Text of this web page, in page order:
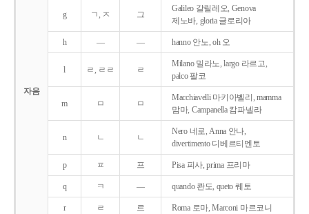
자음
g ㄱ, ㅈ 그
Galileo 갈릴레오, Genova
제노바, gloria 글로리아
h ― ― hanno 안노, oh 오
l ㄹ, ㄹㄹ ㄹ
Milano 밀라노, largo 라르고,
palco 팔코
m ㅁ ㅁ
Macchiavelli 마키아벨리, mamma
맘마, Campanella 캄파넬라
n ㄴ ㄴ
Nero 네로, Anna 안나,
divertimento 디베르티멘토
p ㅍ 프 Pisa 피사, prima 프리마
q ㅋ ― quando 콴도, queto 퀘토
r ㄹ 르 Roma 로마, Marconi 마르코니